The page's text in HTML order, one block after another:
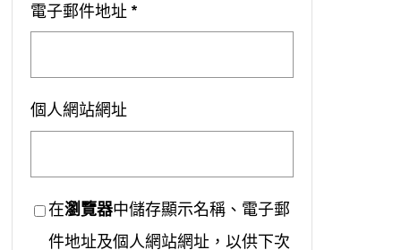
電子郵件地址 *
個人網站網址
在瀏覽器中儲存顯示名稱、電子郵
件地址及個人網站網址，以供下次